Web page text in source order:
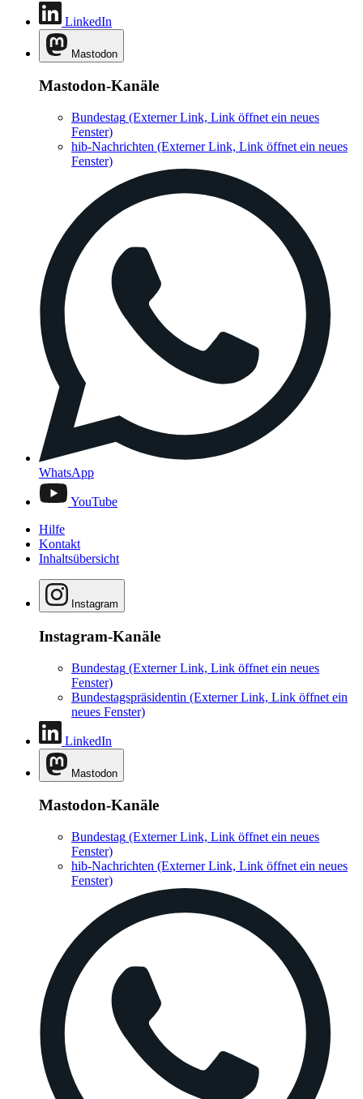
LinkedIn
Mastodon
Mastodon-Kanäle
Bundestag (Externer Link, Link öffnet ein neues
Fenster)
hib-Nachrichten (Externer Link, Link öffnet ein neues
Fenster)
WhatsApp
YouTube
Hilfe
Kontakt
Inhaltsübersicht
Instagram
Instagram-Kanäle
Bundestag (Externer Link, Link öffnet ein neues
Fenster)
Bundestagspräsidentin (Externer Link, Link öffnet ein
neues Fenster)
LinkedIn
Mastodon
Mastodon-Kanäle
Bundestag (Externer Link, Link öffnet ein neues
Fenster)
hib-Nachrichten (Externer Link, Link öffnet ein neues
Fenster)